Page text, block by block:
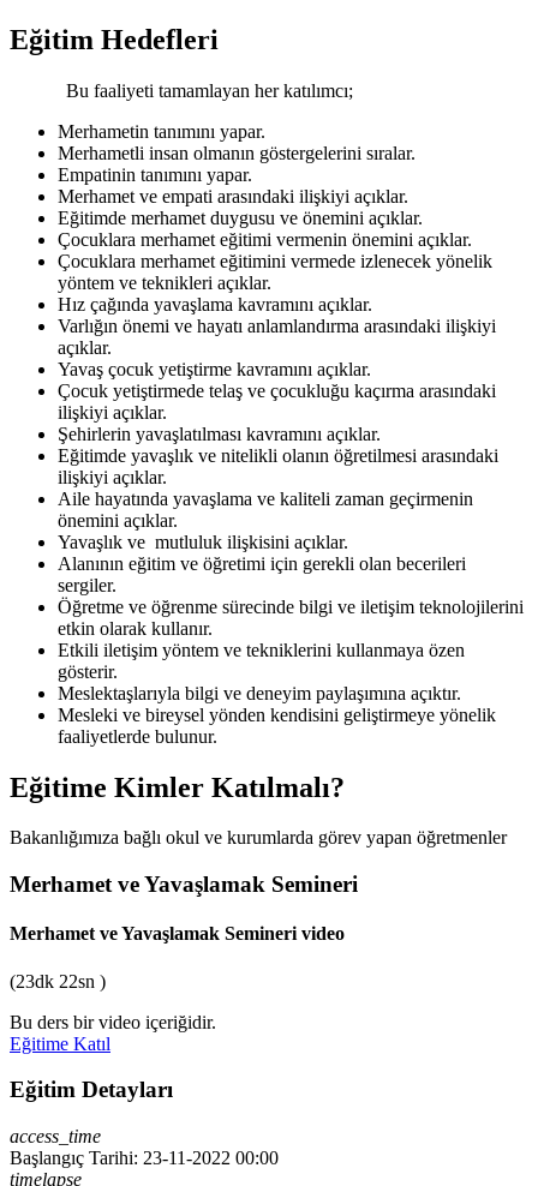
Eğitim Hedefleri
Bu faaliyeti tamamlayan her katılımcı;
Merhametin tanımını yapar.
Merhametli insan olmanın göstergelerini sıralar.
Empatinin tanımını yapar.
Merhamet ve empati arasındaki ilişkiyi açıklar.
Eğitimde merhamet duygusu ve önemini açıklar.
Çocuklara merhamet eğitimi vermenin önemini açıklar.
Çocuklara merhamet eğitimini vermede izlenecek yönelik
yöntem ve teknikleri açıklar.
Hız çağında yavaşlama kavramını açıklar.
Varlığın önemi ve hayatı anlamlandırma arasındaki ilişkiyi
açıklar.
Yavaş çocuk yetiştirme kavramını açıklar.
Çocuk yetiştirmede telaş ve çocukluğu kaçırma arasındaki
ilişkiyi açıklar.
Şehirlerin yavaşlatılması kavramını açıklar.
Eğitimde yavaşlık ve nitelikli olanın öğretilmesi arasındaki
ilişkiyi açıklar.
Aile hayatında yavaşlama ve kaliteli zaman geçirmenin
önemini açıklar.
Yavaşlık ve mutluluk ilişkisini açıklar.
Alanının eğitim ve öğretimi için gerekli olan becerileri
sergiler.
Öğretme ve öğrenme sürecinde bilgi ve iletişim teknolojilerini
etkin olarak kullanır.
Etkili iletişim yöntem ve tekniklerini kullanmaya özen
gösterir.
Meslektaşlarıyla bilgi ve deneyim paylaşımına açıktır.
Mesleki ve bireysel yönden kendisini geliştirmeye yönelik
faaliyetlerde bulunur.
Eğitime Kimler Katılmalı?
Bakanlığımıza bağlı okul ve kurumlarda görev yapan öğretmenler
Merhamet ve Yavaşlamak Semineri
Merhamet ve Yavaşlamak Seminerivideo
(23dk 22sn )
Bu ders bir video içeriğidir.
Eğitime Katıl
Eğitim Detayları
access_time
Başlangıç Tarihi: 23-11-2022 00:00
timelapse